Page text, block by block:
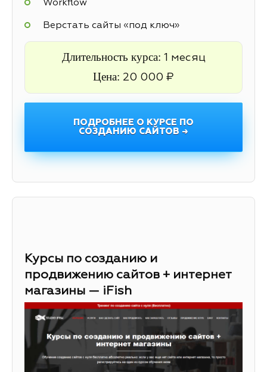
Workflow
Верстать сайты «под ключ»
Длительность курса: 1 месяц
Цена: 20 000 ₽
ПОДРОБНЕЕ О КУРСЕ ПО
СОЗДАНИЮ САЙТОВ →
Курсы по созданию и
продвижению сайтов + интернет
магазины — iFish